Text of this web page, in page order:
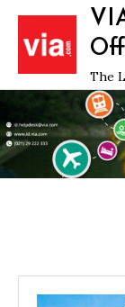
Skip
content
The